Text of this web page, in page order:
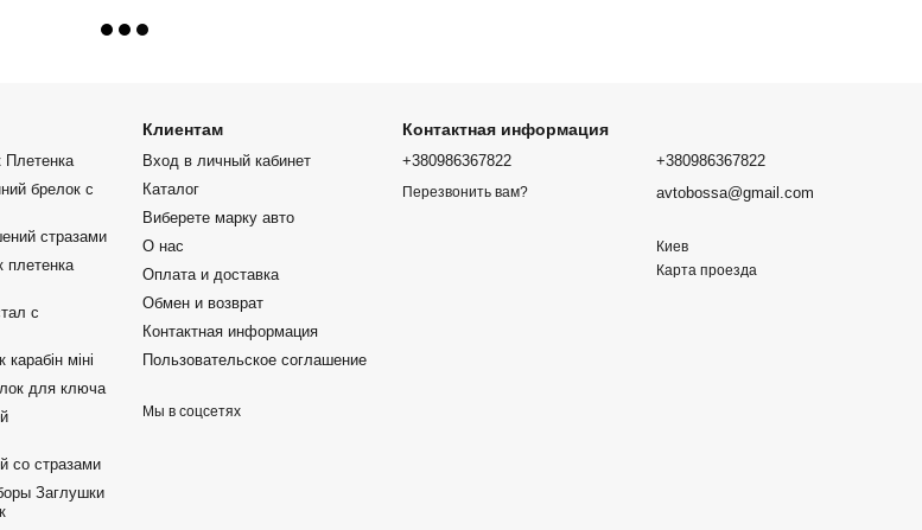
Плетенка
брелок с
стразами
плетенка
с
міні
для ключа
со стразами
Заглушки
Клиентам
Вход в личный кабинет
Каталог
Виберете марку авто
О нас
Оплата и доставка
Обмен и возврат
Контактная информация
Пользовательское соглашение
Мы в соцсетях
Контактная информация
+380986367822
Перезвонить вам?
+380986367822
avtobossa@gmail.com
Киев
Карта проезда